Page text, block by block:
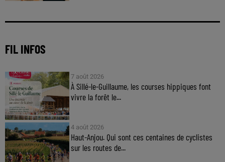
FIL INFOS
7 août 2026
À Sillé-le-Guillaume, les courses hippiques font
vivre la forêt le...
4 août 2026
Haut-Anjou. Qui sont ces centaines de cyclistes
sur les routes de...